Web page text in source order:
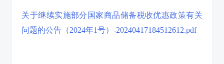
关于继续实施部分国家商品储备税收优惠政策有关
问题的公告（2024年1号）-20240417184512612.pdf